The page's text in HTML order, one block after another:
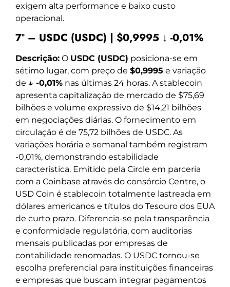
exigem alta performance e baixo custo
operacional.
7º – USDC (USDC) | $0,9995 ↓ -0,01%
Descrição: O USDC (USDC) posiciona-se em
sétimo lugar, com preço de $0,9995 e variação
de ↓ -0,01% nas últimas 24 horas. A stablecoin
apresenta capitalização de mercado de $75,69
bilhões e volume expressivo de $14,21 bilhões
em negociações diárias. O fornecimento em
circulação é de 75,72 bilhões de USDC. As
variações horária e semanal também registram
-0,01%, demonstrando estabilidade
característica. Emitido pela Circle em parceria
com a Coinbase através do consórcio Centre, o
USD Coin é stablecoin totalmente lastreada em
dólares americanos e títulos do Tesouro dos EUA
de curto prazo. Diferencia-se pela transparência
e conformidade regulatória, com auditorias
mensais publicadas por empresas de
contabilidade renomadas. O USDC tornou-se
escolha preferencial para instituições financeiras
e empresas que buscam integrar pagamentos